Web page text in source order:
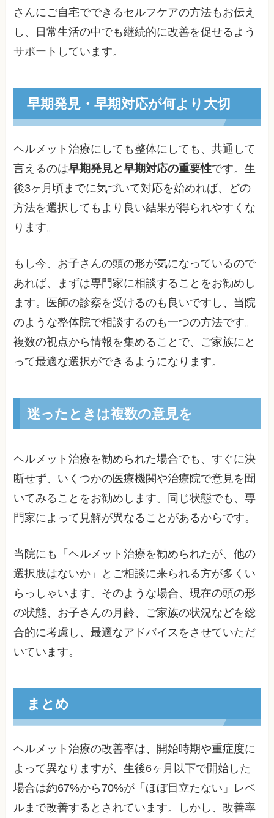
さんにご自宅でできるセルフケアの方法もお伝え
し、日常生活の中でも継続的に改善を促せるよう
サポートしています。
早期発見・早期対応が何より大切
ヘルメット治療にしても整体にしても、共通して
言えるのは早期発見と早期対応の重要性です。生
後3ヶ月頃までに気づいて対応を始めれば、どの
方法を選択してもより良い結果が得られやすくな
ります。
もし今、お子さんの頭の形が気になっているので
あれば、まずは専門家に相談することをお勧めし
ます。医師の診察を受けるのも良いですし、当院
のような整体院で相談するのも一つの方法です。
複数の視点から情報を集めることで、ご家族にと
って最適な選択ができるようになります。
迷ったときは複数の意見を
ヘルメット治療を勧められた場合でも、すぐに決
断せず、いくつかの医療機関や治療院で意見を聞
いてみることをお勧めします。同じ状態でも、専
門家によって見解が異なることがあるからです。
当院にも「ヘルメット治療を勧められたが、他の
選択肢はないか」とご相談に来られる方が多くい
らっしゃいます。そのような場合、現在の頭の形
の状態、お子さんの月齢、ご家族の状況などを総
合的に考慮し、最適なアドバイスをさせていただ
いています。
まとめ
ヘルメット治療の改善率は、開始時期や重症度に
よって異なりますが、生後6ヶ月以下で開始した
場合は約67%から70%が「ほぼ目立たない」レベ
ルまで改善するとされています。しかし、改善率